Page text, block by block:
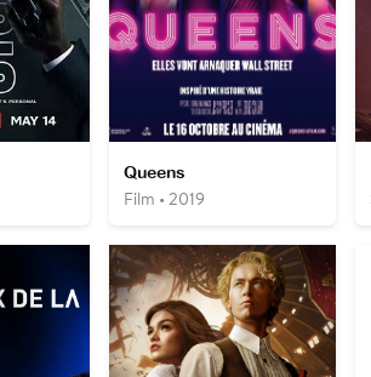
Queens
Film • 2019